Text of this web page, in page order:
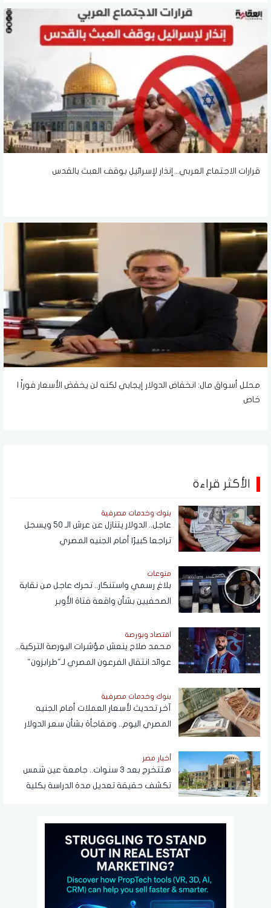
قرارات الاجتماع العربي.. إنذار لإسرائيل بوقف العبث بالقدس
محلل أسواق مال: انخفاض الدولار إيجابي لكنه لن يخفض الأسعار فوراً |
خاص
الأكثر قراءة
بنوك وخدمات مصرفية
عاجل.. الدولار يتنازل عن عرش الـ 50 ويسجل
تراجعا كبيرًا أمام الجنيه المصري
منوعات
بلاغ رسمي واستنكار.. تحرك عاجل من نقابة
الصحفيين بشأن واقعة فتاة الأوبر
اقتصاد وبورصة
محمد صلاح ينعش مؤشرات البورصة التركية..
عوائد انتقال الفرعون المصري لـ"طرابزون"
بنوك وخدمات مصرفية
آخر تحديث لأسعار العملات أمام الجنيه
المصري اليوم.. ومفاجأة بشأن سعر الدولار
أخبار مصر
هتتخرج بعد 3 سنوات.. جامعة عين شمس
تكشف حقيقة تعديل مدة الدراسة بكلية